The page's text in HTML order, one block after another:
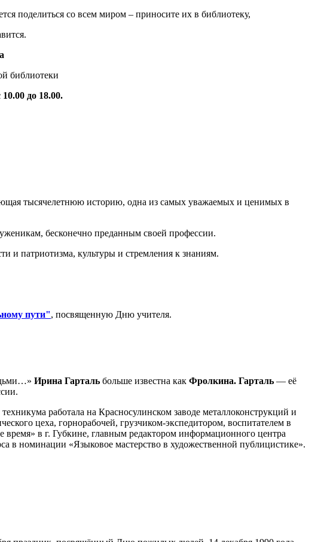
поделиться со всем миром – приносите их в библиотеку,
библиотеки
до 18.00.
тысячелетнюю историю, одна из самых уважаемых и ценимых в
бесконечно преданным своей профессии.
и патриотизма, культуры и стремления к знаниям.
пути", посвященную Дню учителя.
Ирина Гарталь больше известна как Фролкина. Гарталь — её
работала на Красносулинском заводе металлоконструкций и
цеха, горнорабочей, грузчиком-экспедитором, воспитателем в
в г. Губкине, главным редактором информационного центра
в номинации «Языковое мастерство в художественной публицистике».